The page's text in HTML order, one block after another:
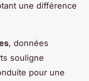
une différence
, données
souligne
pour une